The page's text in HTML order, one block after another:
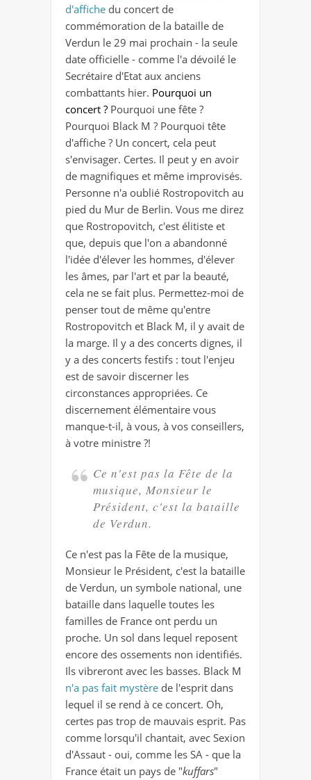
d'affiche du concert de
commémoration de la bataille de
Verdun le 29 mai prochain - la seule
date officielle - comme l'a dévoilé le
Secrétaire d'Etat aux anciens
combattants hier. Pourquoi un
concert ? Pourquoi une fête ?
Pourquoi Black M ? Pourquoi tête
d'affiche ? Un concert, cela peut
s'envisager. Certes. Il peut y en avoir
de magnifiques et même improvisés.
Personne n'a oublié Rostropovitch au
pied du Mur de Berlin. Vous me direz
que Rostropovitch, c'est élitiste et
que, depuis que l'on a abandonné
l'idée d'élever les hommes, d'élever
les âmes, par l'art et par la beauté,
cela ne se fait plus. Permettez-moi de
penser tout de même qu'entre
Rostropovitch et Black M, il y avait de
la marge. Il y a des concerts dignes, il
y a des concerts festifs : tout l'enjeu
est de savoir discerner les
circonstances appropriées. Ce
discernement élémentaire vous
manque-t-il, à vous, à vos conseillers,
à votre ministre ?!
Ce n'est pas la Fête de la
musique, Monsieur le
Président, c'est la bataille
de Verdun.
Ce n'est pas la Fête de la musique,
Monsieur le Président, c'est la bataille
de Verdun, un symbole national, une
bataille dans laquelle toutes les
familles de France ont perdu un
proche. Un sol dans lequel reposent
encore des ossements non identifiés.
Ils vibreront avec les basses. Black M
n'a pas fait mystère de l'esprit dans
lequel il se rend à ce concert. Oh,
certes pas trop de mauvais esprit. Pas
comme lorsqu'il chantait, avec Sexion
d'Assaut - oui, comme les SA - que la
France était un pays de "kuffars"